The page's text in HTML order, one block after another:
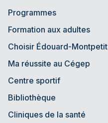
Programmes
Formation aux adultes
Choisir Édouard-Montpetit
Ma réussite au Cégep
Centre sportif
Bibliothèque
Cliniques de la santé